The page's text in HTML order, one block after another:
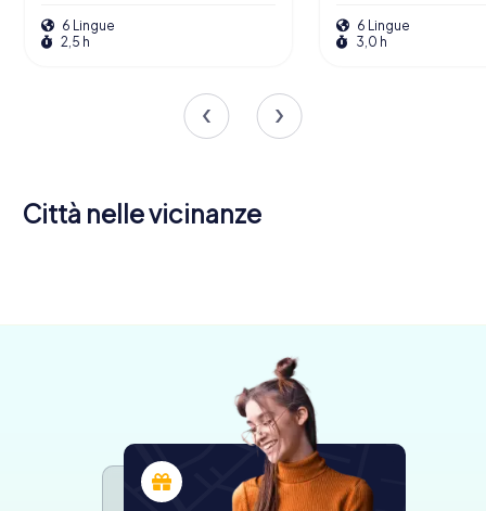
6 Lingue
2,5 h
6 Lingue
3,0 h
Città nelle vicinanze